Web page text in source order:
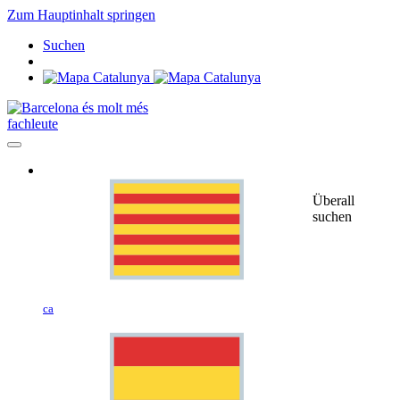
Zum Hauptinhalt springen
Suchen
fachleute
ca
Überall
suchen